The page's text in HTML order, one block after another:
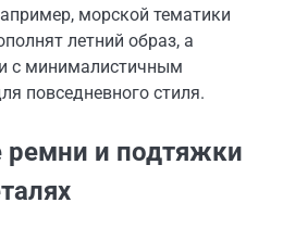
морской тематики
летний образ, а
с минималистичным
повседневного стиля.
ремни и подтяжки